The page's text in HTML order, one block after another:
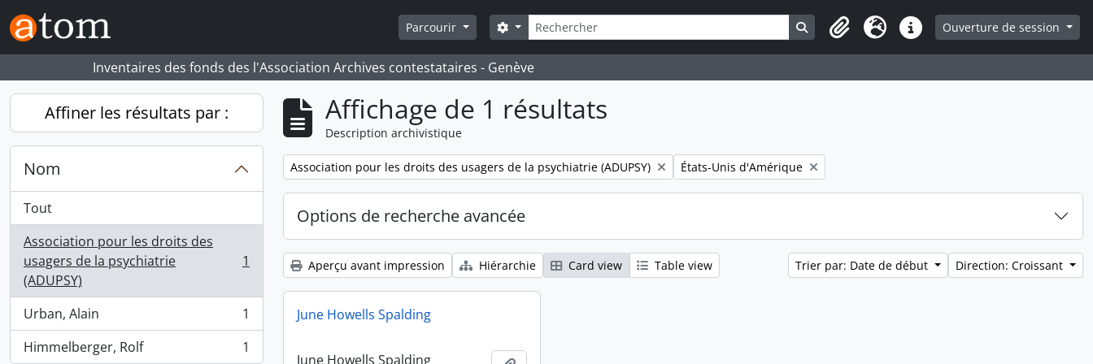
Skip to main content
Parcourir
Rechercher
Search options Search in browse page
Presse-papier
LangueLiens rapidesOuverture de session
Inventaires des fonds des l'Association Archives contestataires - Genève
Affiner les résultats par :
Nom
Tout
Association pour les droits des
usagers de la psychiatrie
(ADUPSY)
, 1 résultats 1
Urban, Alain
, 1 résultats
1
Himmelberger, Rolf
, 1 résultats 1
Affichage de 1 résultats
Description archivistique
Remove filter:
Association pour les droits des usagers de la psychiatrie (ADUPSY) Remove filter:
États-Unis d'Amérique
Options de recherche avancée
Aperçu avant impression Hiérarchie Card view Table view Trier par: Date de début Direction: Croissant
June Howells Spalding
June Howells Spalding